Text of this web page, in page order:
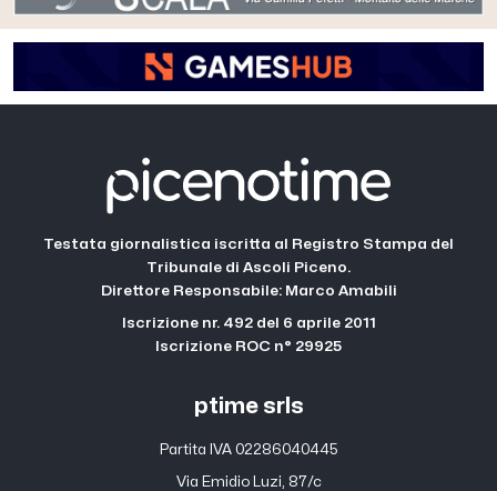
Testata giornalistica iscritta al Registro Stampa del
Tribunale di Ascoli Piceno.
Direttore Responsabile: Marco Amabili
Iscrizione nr. 492 del 6 aprile 2011
Iscrizione ROC n° 29925
ptime srls
Partita IVA 02286040445
Via Emidio Luzi, 87/c